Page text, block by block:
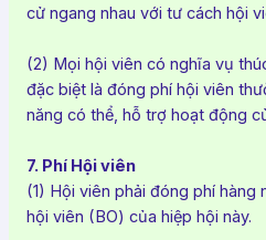
cử ngang nhau với tư cách hội
(2) Mọi hội viên có nghĩa vụ
đặc biệt là đóng phí hội viên
năng có thể, hỗ trợ hoạt động
7. Phí Hội viên
(1) Hội viên phải đóng phí hàng
hội viên (BO) của hiệp hội này.